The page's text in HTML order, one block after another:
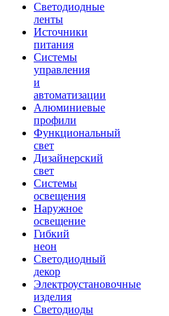
Светодиодные
ленты
Источники
питания
Системы
управления
и
автоматизации
Алюминиевые
профили
Функциональный
свет
Дизайнерский
свет
Системы
освещения
Наружное
освещение
Гибкий
неон
Светодиодный
декор
Электроустановочные
изделия
Светодиоды